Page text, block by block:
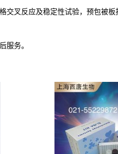
叉反应及稳定性试验，预包被
服务。